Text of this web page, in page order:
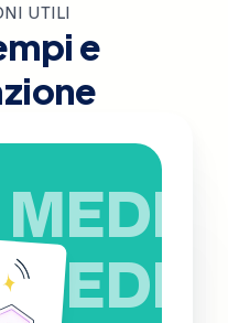
UTILI
e